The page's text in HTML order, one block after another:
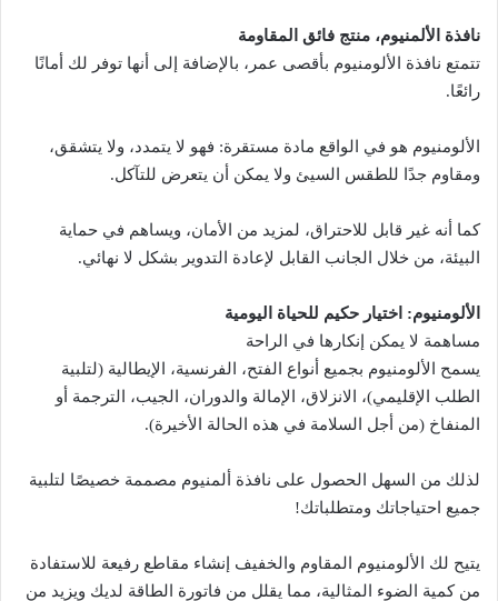
نافذة الألمنيوم، منتج فائق المقاومة
تتمتع نافذة الألومنيوم بأقصى عمر، بالإضافة إلى أنها توفر لك أمانًا
رائعًا.
الألومنيوم هو في الواقع مادة مستقرة: فهو لا يتمدد، ولا يتشقق،
ومقاوم جدًا للطقس السيئ ولا يمكن أن يتعرض للتآكل.
كما أنه غير قابل للاحتراق، لمزيد من الأمان، ويساهم في حماية
البيئة، من خلال الجانب القابل لإعادة التدوير بشكل لا نهائي.
الألومنيوم: اختيار حكيم للحياة اليومية
مساهمة لا يمكن إنكارها في الراحة
يسمح الألومنيوم بجميع أنواع الفتح، الفرنسية، الإيطالية (لتلبية
الطلب الإقليمي)، الانزلاق، الإمالة والدوران، الجيب، الترجمة أو
المنفاخ (من أجل السلامة في هذه الحالة الأخيرة).
لذلك من السهل الحصول على نافذة ألمنيوم مصممة خصيصًا لتلبية
جميع احتياجاتك ومتطلباتك!
يتيح لك الألومنيوم المقاوم والخفيف إنشاء مقاطع رفيعة للاستفادة
من كمية الضوء المثالية، مما يقلل من فاتورة الطاقة لديك ويزيد من